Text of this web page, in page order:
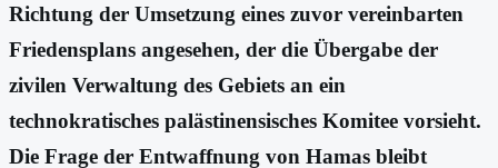
Richtung der Umsetzung eines zuvor vereinbarten
Friedensplans angesehen, der die Übergabe der
zivilen Verwaltung des Gebiets an ein
technokratisches palästinensisches Komitee vorsieht.
Die Frage der Entwaffnung von Hamas bleibt